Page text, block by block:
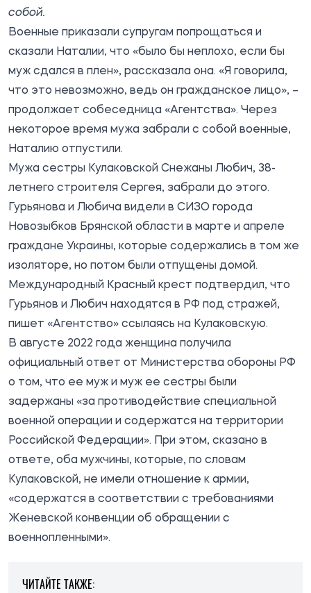
собой.
Военные приказали супругам попрощаться и
сказали Наталии, что «было бы неплохо, если бы
муж сдался в плен», рассказала она. «Я говорила,
что это невозможно, ведь он гражданское лицо», –
продолжает собеседница «Агентства». Через
некоторое время мужа забрали с собой военные,
Наталию отпустили.
Мужа сестры Кулаковской Снежаны Любич, 38-
летнего строителя Сергея, забрали до этого.
Гурьянова и Любича видели в СИЗО города
Новозыбков Брянской области в марте и апреле
граждане Украины, которые содержались в том же
изоляторе, но потом были отпущены домой.
Международный Красный крест подтвердил, что
Гурьянов и Любич находятся в РФ под стражей,
пишет «Агентство» ссылаясь на Кулаковскую.
В августе 2022 года женщина получила
официальный ответ от Министерства обороны РФ
о том, что ее муж и муж ее сестры были
задержаны «за противодействие специальной
военной операции и содержатся на территории
Российской Федерации». При этом, сказано в
ответе, оба мужчины, которые, по словам
Кулаковской, не имели отношение к армии,
«содержатся в соответствии с требованиями
Женевской конвенции об обращении с
военнопленными».
ЧИТАЙТЕ ТАКЖЕ: